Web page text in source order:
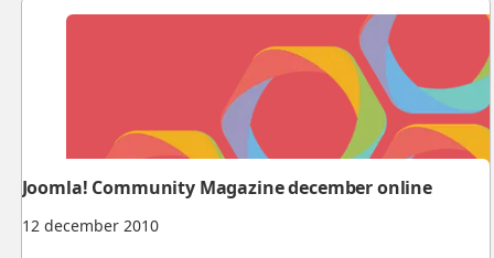
12 december 2010
Joomla! Community Magazine december online